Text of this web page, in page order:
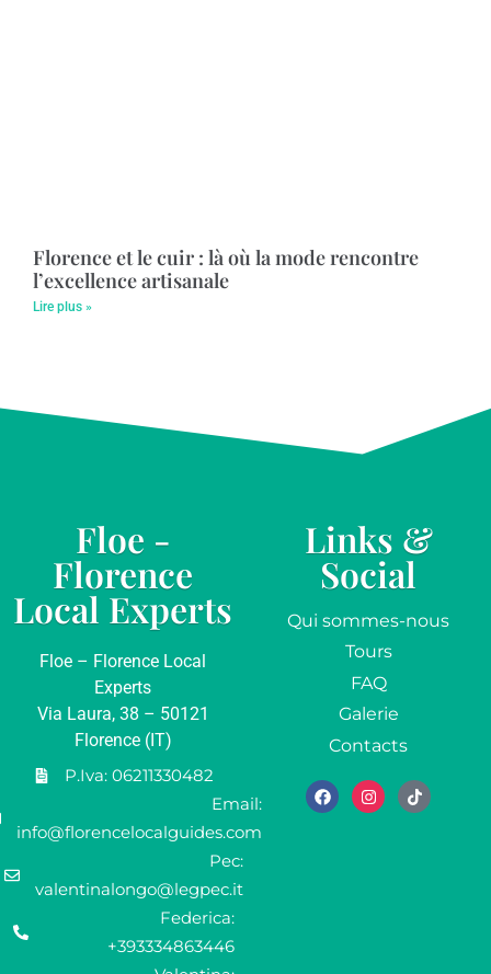
Florence et le cuir : là où la mode rencontre
l’excellence artisanale
Lire plus »
Floe -
Florence
Local Experts
Floe – Florence Local
Experts
Via Laura, 38 – 50121
Florence (IT)
P.Iva: 06211330482
Email:
info@florencelocalguides.com
Pec:
valentinalongo@legpec.it
Federica:
+393334863446
Links &
Social
Qui sommes-nous
Tours
FAQ
Galerie
Contacts